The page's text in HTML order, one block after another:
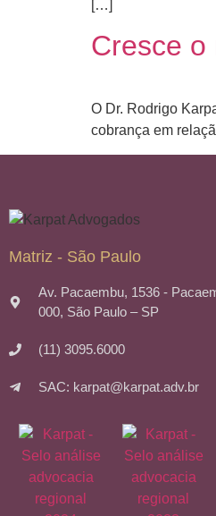
[…]
Cresce o
O Dr. Rodrigo
cobrança em
Matriz - São Paulo
Av. Pacaembu, 1536 -
000, São Paulo – SP
(11) 3095.6000
SAC: karpat@karpat.adv.br